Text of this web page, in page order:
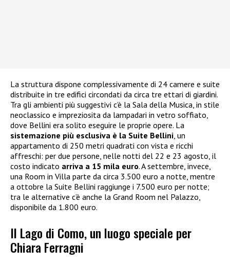
La struttura dispone complessivamente di 24 camere e suite
distribuite in tre edifici circondati da circa tre ettari di giardini.
Tra gli ambienti più suggestivi c’è la Sala della Musica, in stile
neoclassico e impreziosita da lampadari in vetro soffiato,
dove Bellini era solito eseguire le proprie opere. La
sistemazione più esclusiva è la Suite Bellini , un
appartamento di 250 metri quadrati con vista e ricchi
affreschi: per due persone, nelle notti del 22 e 23 agosto, il
costo indicato arriva a 15 mila euro. A settembre, invece,
una Room in Villa parte da circa 3.500 euro a notte, mentre
a ottobre la Suite Bellini raggiunge i 7.500 euro per notte;
tra le alternative c’è anche la Grand Room nel Palazzo,
disponibile da 1.800 euro.
Il Lago di Como, un luogo speciale per
Chiara Ferragni